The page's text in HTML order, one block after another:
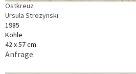
Ostkreuz
Ursula Strozynski
1985
Kohle
42 x 57 cm
Anfrage